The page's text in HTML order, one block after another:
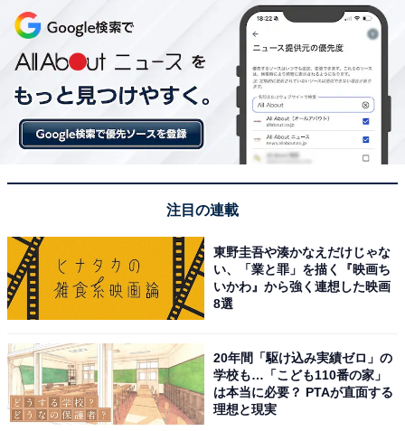
「温海温泉 萬国屋」は創業300余年の歴史と庭園
注目の連載
東野圭吾や湊かなえだけじゃな
い、「業と罪」を描く『映画ち
いかわ』から強く連想した映画
8選
20年間「駆け込み実績ゼロ」の
学校も…「こども110番の家」
は本当に必要？ PTAが直面する
理想と現実